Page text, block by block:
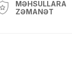
MƏHSULLARA
ZƏMANƏT